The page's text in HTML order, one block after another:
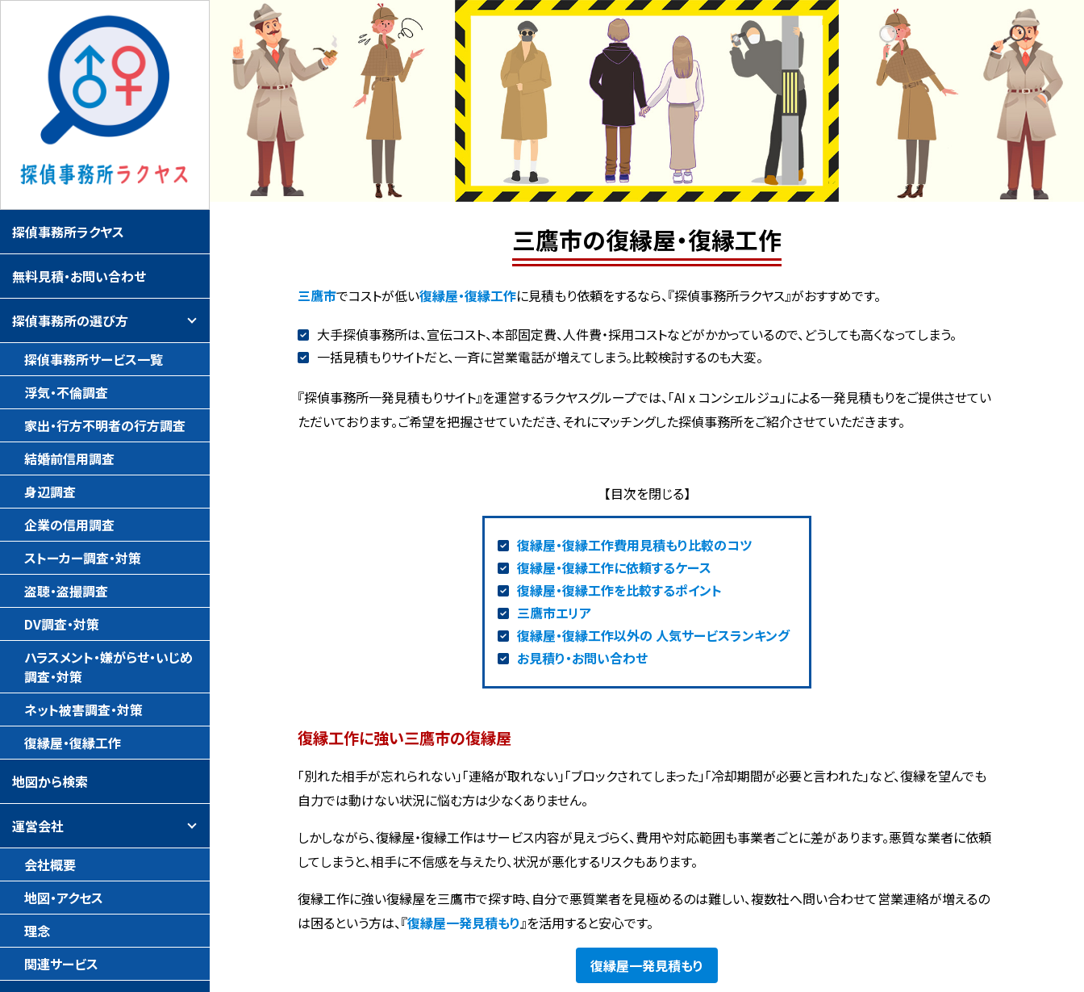
三鷹市の復縁屋・復縁工作
三鷹市でコストが低い復縁屋・復縁工作に見積もり依頼をするなら、『探偵事務所ラクヤス』がおすすめです。
大手探偵事務所は、宣伝コスト、本部固定費、人件費・採用コストなどがかかっているので、どうしても高くなってしまう。
一括見積もりサイトだと、一斉に営業電話が増えてしまう。比較検討するのも大変。
『探偵事務所一発見積もりサイト』を運営するラクヤスグループでは、「AI x コンシェルジュ」による一発見積もりをご提供させてい
ただいております。ご希望を把握させていただき、それにマッチングした探偵事務所をご紹介させていただきます。
復縁屋・復縁工作費用見積もり比較のコツ
復縁屋・復縁工作に依頼するケース
復縁屋・復縁工作を比較するポイント
三鷹市エリア
復縁屋・復縁工作以外の 人気サービスランキング
お見積り・お問い合わせ
復縁工作に強い三鷹市の復縁屋
「別れた相手が忘れられない」「連絡が取れない」「ブロックされてしまった」「冷却期間が必要と言われた」など、復縁を望んでも
自力では動けない状況に悩む方は少なくありません。
しかしながら、復縁屋・復縁工作はサービス内容が見えづらく、費用や対応範囲も事業者ごとに差があります。悪質な業者に依頼
してしまうと、相手に不信感を与えたり、状況が悪化するリスクもあります。
復縁工作に強い復縁屋を三鷹市で探す時、自分で悪質業者を見極めるのは難しい、複数社へ問い合わせて営業連絡が増えるの
は困るという方は、『復縁屋一発見積もり 』を活用すると安心です。
復縁屋一発見積もり
探偵事務所ラクヤス
無料見積・お問い合わせ
探偵事務所の選び方
探偵事務所サービス一覧
浮気・不倫調査
家出・行方不明者の行方調査
結婚前信用調査
身辺調査
企業の信用調査
ストーカー調査・対策
盗聴・盗撮調査
DV調査・対策
ハラスメント・嫌がらせ・いじめ
調査・対策
ネット被害調査・対策
復縁屋・復縁工作
地図から検索
運営会社
会社概要
地図・アクセス
理念
関連サービス